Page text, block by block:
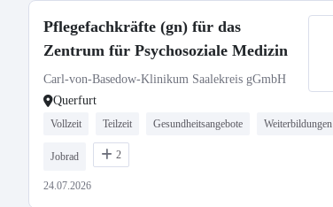
Pflegefachkräfte (gn) für das
Zentrum für Psychosoziale Medizin
Carl-von-Basedow-Klinikum Saalekreis gGmbH
Querfurt
Vollzeit Teilzeit Gesundheitsangebote Weiterbildungen
Jobrad 2
24.07.2026